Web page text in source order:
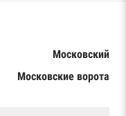
Московский
Московские ворота